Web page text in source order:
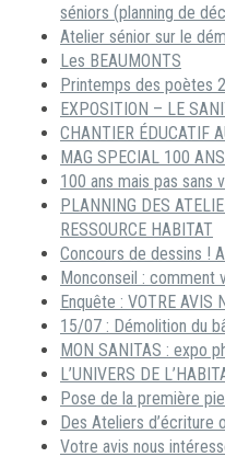
séniors (planning de
Atelier sénior sur le
Les BEAUMONTS
Printemps des poètes
EXPOSITION – LE
CHANTIER ÉDUCATIF
MAG SPECIAL 100 ANS
100 ans mais pas sans
PLANNING DES
RESSOURCE HABITAT
Concours de dessins !
Monconseil : comment
Enquête : VOTRE AVIS
15/07 : Démolition du
MON SANITAS : expo
L’UNIVERS DE
Pose de la première
Des Ateliers d’écriture
Votre avis nous